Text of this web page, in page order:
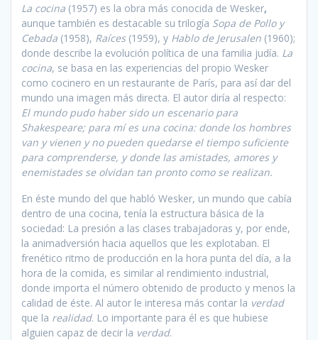
La cocina (1957) es la obra más conocida de Wesker,
aunque también es destacable su trilogía Sopa de Pollo y
Cebada (1958), Raíces(1959), y Hablo de Jerusalen (1960);
donde describe la evolución política de una familia judía. La
cocina, se basa en las experiencias del propio Wesker
como cocinero en un restaurante de París, para así dar del
mundo una imagen más directa. El autor diría al respecto:
El mundo pudo haber sido un escenario para
Shakespeare; para mí es una cocina: donde los hombres
van y vienen y no pueden quedarse el tiempo suficiente
para comprenderse, y donde las amistades, amores y
enemistades se olvidan tan pronto como se realizan.
En éste mundo del que habló Wesker, un mundo que cabía
dentro de una cocina, tenía la estructura básica de la
sociedad: La presión a las clases trabajadoras y, por ende,
la animadversión hacia aquellos que les explotaban. El
frenético ritmo de producción en la hora punta del día, a la
hora de la comida, es similar al rendimiento industrial,
donde importa el número obtenido de producto y menos la
calidad de éste. Al autor le interesa más contar la verdad
que la realidad. Lo importante para él es que hubiese
alguien capaz de decir la verdad.